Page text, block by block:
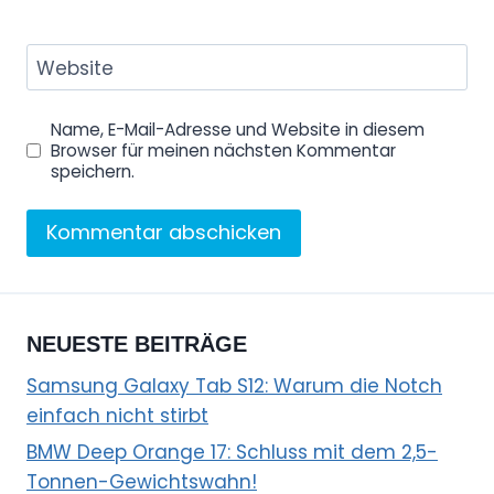
Website
Name, E-Mail-Adresse und Website in diesem
Browser für meinen nächsten Kommentar
speichern.
NEUESTE BEITRÄGE
Samsung Galaxy Tab S12: Warum die Notch
einfach nicht stirbt
BMW Deep Orange 17: Schluss mit dem 2,5-
Tonnen-Gewichtswahn!